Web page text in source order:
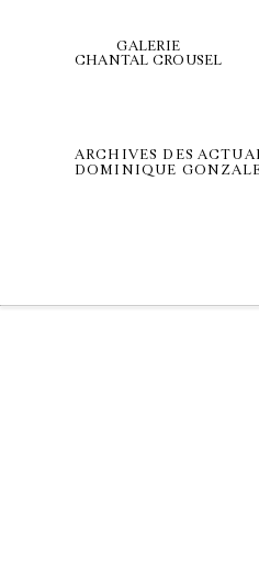
GALERIE
CHANTAL CROUSEL
ARCHIVES DES
DOMINIQUE